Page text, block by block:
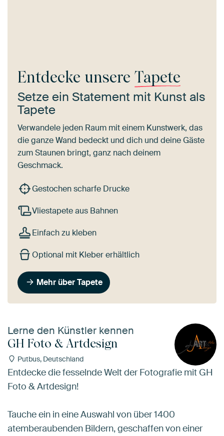
Entdecke unsere Tapete
Setze ein Statement mit Kunst als
Tapete
Verwandele jeden Raum mit einem Kunstwerk, das
die ganze Wand bedeckt und dich und deine Gäste
zum Staunen bringt, ganz nach deinem
Geschmack.
Gestochen scharfe Drucke
Vliestapete aus Bahnen
Einfach zu kleben
Optional mit Kleber erhältlich
Mehr über Tapete
Lerne den Künstler kennen
GH Foto & Artdesign
Putbus, Deutschland
Entdecke die fesselnde Welt der Fotografie mit GH
Foto & Artdesign!
Tauche ein in eine Auswahl von über 1400
atemberaubenden Bildern, geschaffen von einer